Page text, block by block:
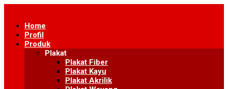
contentHome
Profil
Produk
Plakat
Plakat Fiber
Plakat Kayu
Plakat Akrilik